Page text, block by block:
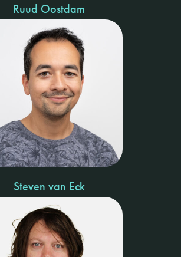
Ruud Oostdam
Steven van Eck